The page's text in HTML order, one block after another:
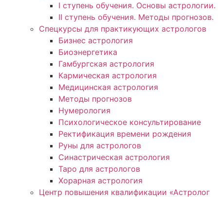
I ступень обучения. Основы астрологии.
II ступень обучения. Методы прогнозов.
Спецкурсы для практикующих астрологов
Бизнес астрология
Биоэнергетика
Гамбургская астрология
Кармическая астрология
Медицинская астрология
Методы прогнозов
Нумерология
Психологическое консультирование
Ректификация времени рождения
Руны для астрологов
Синастрическая астрология
Таро для астрологов
Хорарная астрология
Центр повышения квалификации «Астролог